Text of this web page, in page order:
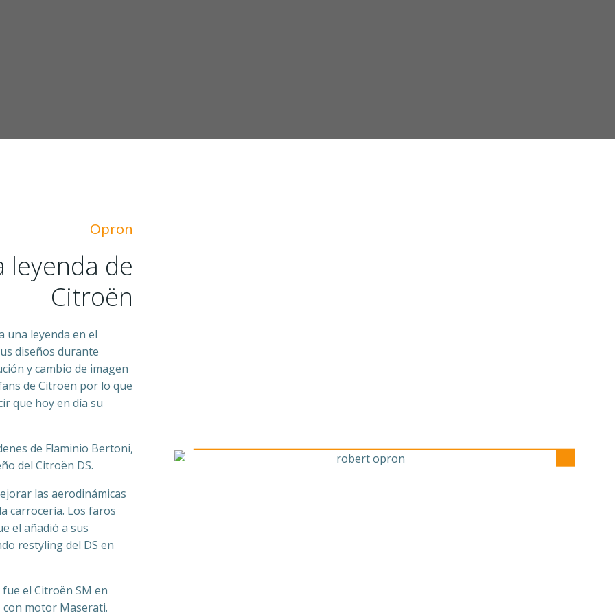
Opron
leyenda de
Citroën
una leyenda en el
diseños durante
y cambio de imagen
de Citroën por lo que
que hoy en día su
de Flaminio Bertoni,
del Citroën DS.
las aerodinámicas
carrocería. Los faros
el añadió a sus
restyling del DS en
el Citroën SM en
motor Maserati.